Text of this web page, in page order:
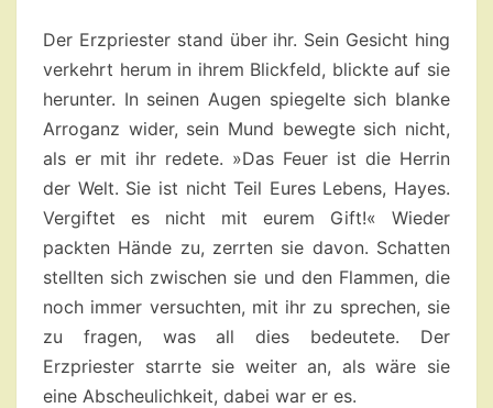
Der Erzpriester stand über ihr. Sein Gesicht hing
verkehrt herum in ihrem Blickfeld, blickte auf sie
herunter. In seinen Augen spiegelte sich blanke
Arroganz wider, sein Mund bewegte sich nicht,
als er mit ihr redete. »Das Feuer ist die Herrin
der Welt. Sie ist nicht Teil Eures Lebens, Hayes.
Vergiftet es nicht mit eurem Gift!« Wieder
packten Hände zu, zerrten sie davon. Schatten
stellten sich zwischen sie und den Flammen, die
noch immer versuchten, mit ihr zu sprechen, sie
zu fragen, was all dies bedeutete. Der
Erzpriester starrte sie weiter an, als wäre sie
eine Abscheulichkeit, dabei war er es.